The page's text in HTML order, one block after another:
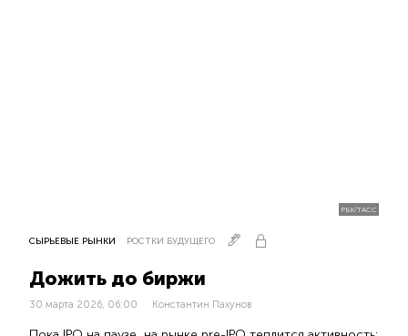
РБК/ТАСС
СЫРЬЕВЫЕ РЫНКИ РОСТКИ БУДУЩЕГО
Дожить до биржи
30 марта 2026, 06:00 Константин Пахунов